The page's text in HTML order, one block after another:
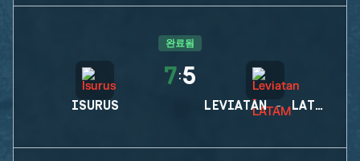
완료됨
ISURUS
7:5
LEVIATAN - LATAM